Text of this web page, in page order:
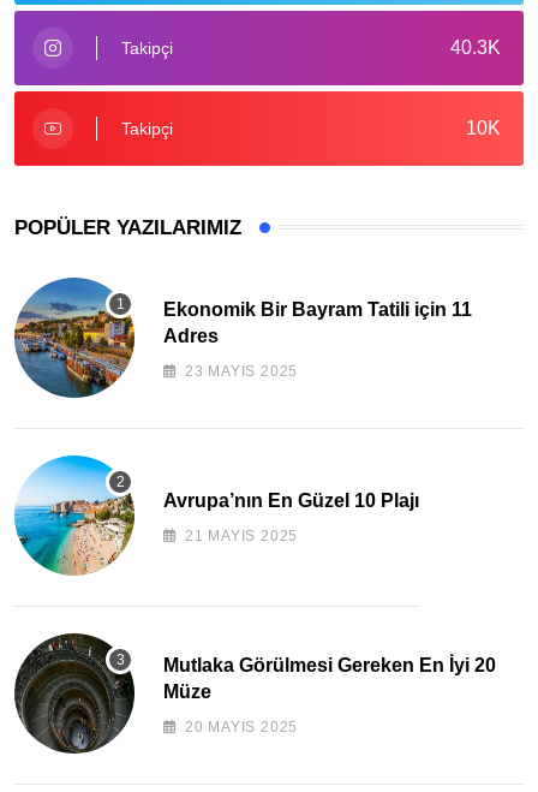
40.3K
Takipçi
10K
Takipçi
POPÜLER YAZILARIMIZ
Ekonomik Bir Bayram Tatili için 11
Adres
23 MAYIS 2025
Avrupa’nın En Güzel 10 Plajı
21 MAYIS 2025
Mutlaka Görülmesi Gereken En İyi 20
Müze
20 MAYIS 2025